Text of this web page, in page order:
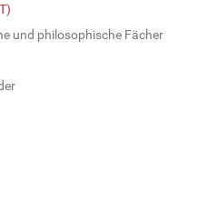
und philosophische Fächer